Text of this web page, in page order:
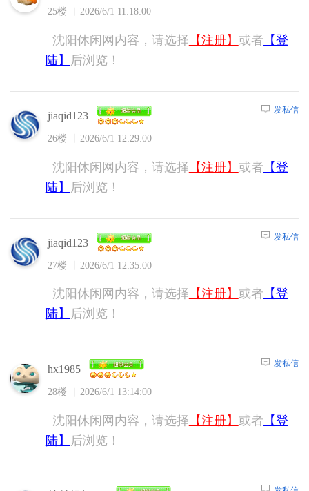
25楼 2026/6/1 11:18:00
沈阳休闲网内容，请选择 【注册】 或者 【登
陆】
后浏览！
jiaqid123
26楼 2026/6/1 12:29:00
发私信
沈阳休闲网内容，请选择 【注册】 或者 【登
陆】
后浏览！
jiaqid123
27楼 2026/6/1 12:35:00
发私信
沈阳休闲网内容，请选择 【注册】 或者 【登
陆】
后浏览！
hx1985
28楼 2026/6/1 13:14:00
发私信
沈阳休闲网内容，请选择 【注册】 或者 【登
陆】
后浏览！